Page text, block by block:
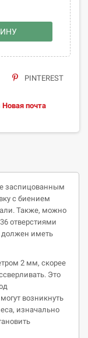
PINTEREST
Новая почта
заспицованным
с биением
Также, можно
отверстиями
иметь
2 мм, скорее
Это
возникнуть
изначально